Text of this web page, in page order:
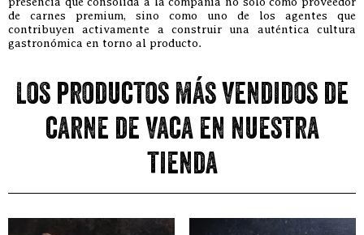
de carnes premium, sino como uno de los agentes que
contribuyen activamente a construir una auténtica cultura
gastronómica en torno al producto.
Los productos más vendidos de
carne de vaca en nuestra
tienda